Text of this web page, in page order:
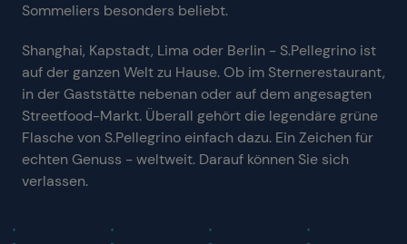
Sommeliers besonders beliebt.
Shanghai, Kapstadt, Lima oder Berlin - S.Pellegrino ist
auf der ganzen Welt zu Hause. Ob im Sternerestaurant,
in der Gaststätte nebenan oder auf dem angesagten
Streetfood-Markt. Überall gehört die legendäre grüne
Flasche von S.Pellegrino einfach dazu. Ein Zeichen für
echten Genuss - weltweit. Darauf können Sie sich
verlassen.